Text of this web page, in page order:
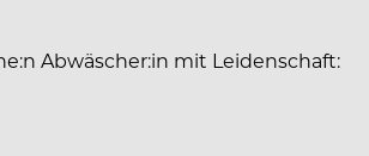
Abwäscher:in mit Leidenschaft: